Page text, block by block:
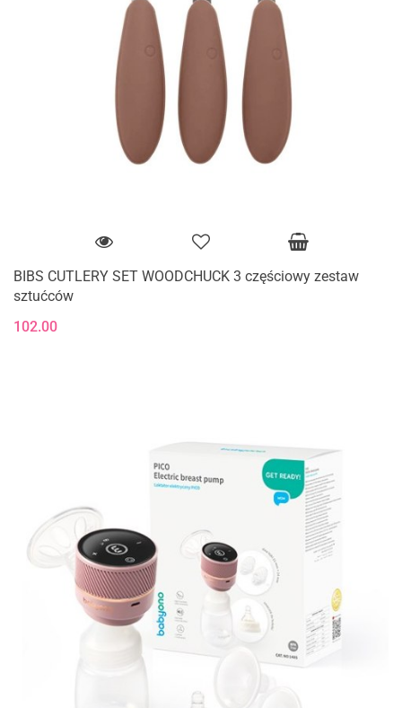
BIBS CUTLERY SET WOODCHUCK 3 częściowy zestaw
sztućców
102.00